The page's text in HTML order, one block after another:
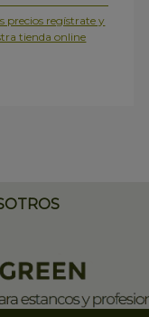
precios regístrate y
tienda online